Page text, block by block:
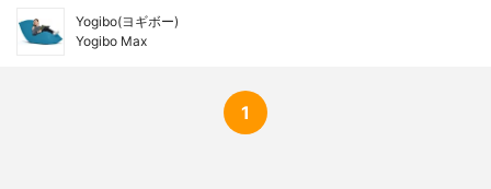
Yogibo(ヨギボー)
Yogibo Max
1